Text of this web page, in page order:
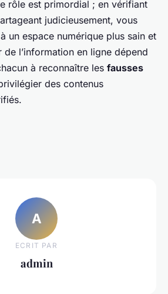
rôle est primordial ; en vérifiant
judicieusement, vous
un espace numérique plus sain et
de l’information en ligne dépend
à reconnaître les fausses
des contenus
A
ECRIT PAR
admin